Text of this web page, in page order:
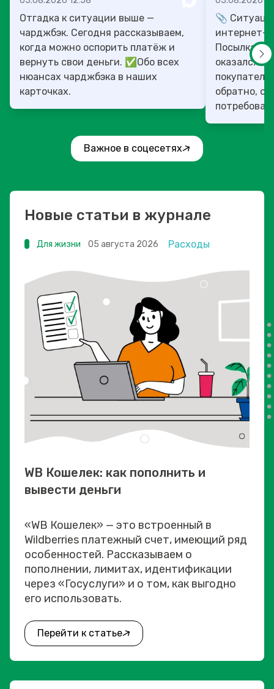
Отгадка к ситуации выше —
чарджбэк. Сегодня рассказываем,
когда можно оспорить платёж и
вернуть свои деньги. ✅Обо всех
нюансах чарджбэка в наших
карточках.
📎
интернет-
Посылка
оказался в
обратно,
переп...
Важное в соцесетях
Новые статьи в журнале
Для жизни 05 августа 2026 Расходы
WB Кошелек: как пополнить и
вывести деньги
«WB Кошелек» — это встроенный в
Wildberries платежный счет, имеющий ряд
особенностей. Рассказываем о
пополнении, лимитах, идентификации
через «Госуслуги» и о том, как выгодно
его использовать.
Перейти к статье